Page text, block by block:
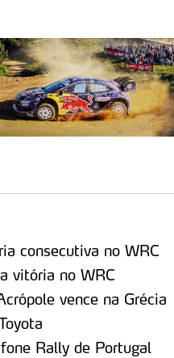
consecutiva no WRC
vitória no WRC
vence na Grécia
Rally de Portugal